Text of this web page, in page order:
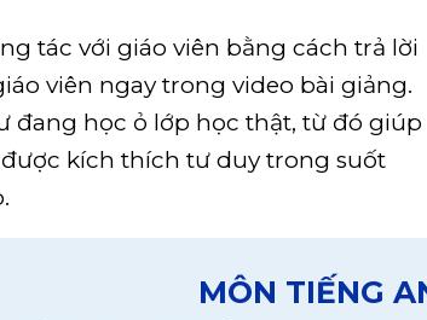
tác với giáo viên bằng cách trả lời
viên ngay trong video bài giảng.
đang học ỏ lớp học thật, từ đó giúp
kích thích tư duy trong suốt
MÔN TIẾNG